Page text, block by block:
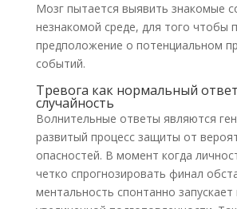
Мозг пытается выявить знакомые
незнакомой среде, для того чтобы
предположение о потенциальном
событий.
Тревога как нормальный
случайность
Волнительные ответы являются
развитый процесс защиты от
опасностей. В момент когда
четко спрогнозировать финал
ментальность спонтанно